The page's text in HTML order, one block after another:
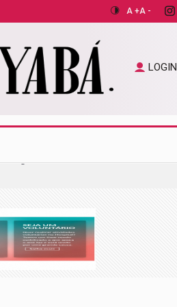
A +A -
LOGIN
sobre acordo com operadora de